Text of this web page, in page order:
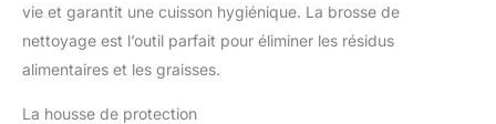
vie et garantit une cuisson hygiénique. La brosse de
nettoyage est l’outil parfait pour éliminer les résidus
alimentaires et les graisses.
La housse de protection